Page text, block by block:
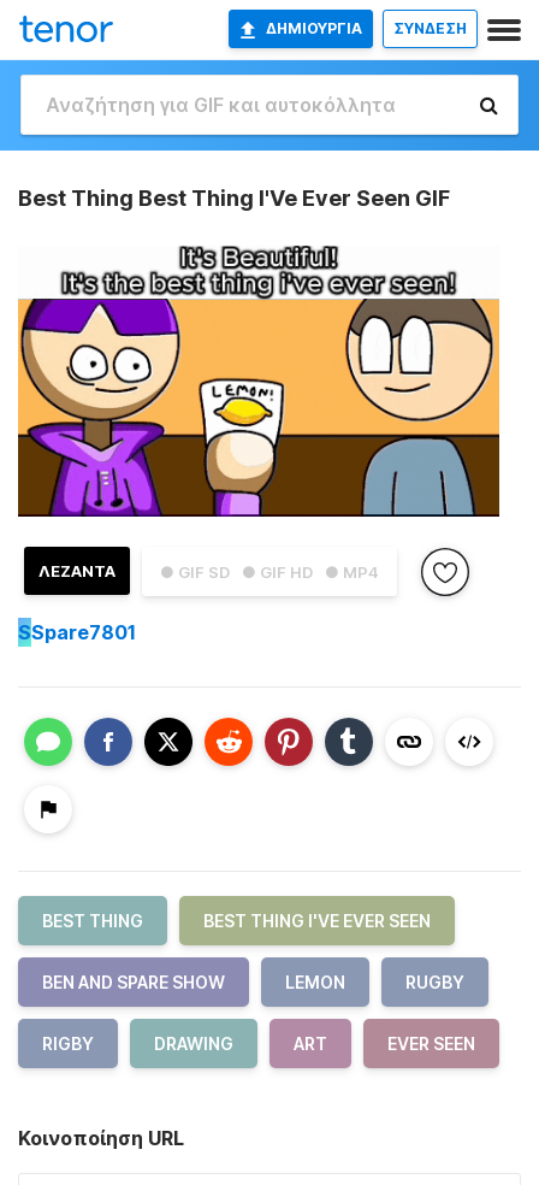
ΔΗΜΙΟΥΡΓΊΑ ΣΥΝΔΕΣΗ
Best Thing Best Thing I'Ve Ever Seen GIF
● GIF SD ● GIF HD ● MP4
ΛΕΖΑΝΤΑ
SSpare7801
BEST THING BEST THING I'VE EVER SEEN
BEN AND SPARE SHOW LEMON RUGBY
RIGBY DRAWING ART EVER SEEN
Κοινοποίηση URL